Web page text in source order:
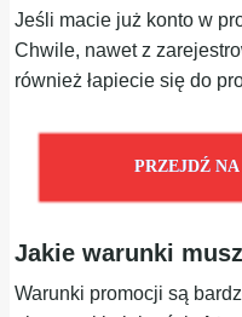
Jeśli macie już konto w
Chwile, nawet z
również łapiecie się do
PRZEJDŹ
Jakie warunki
Warunki promocji są